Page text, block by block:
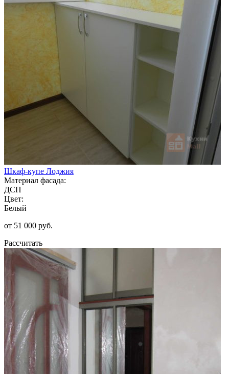
Шкаф-купе Лоджия
Материал фасада:
ДСП
Цвет:
Белый
от 51 000 руб.
Рассчитать